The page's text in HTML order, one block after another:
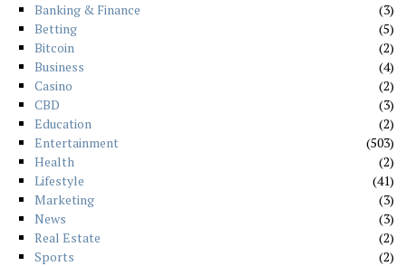
Banking & Finance
3
Betting
5
Bitcoin
2
Business
4
Casino
2
CBD
3
Education
2
Entertainment
503
Health
2
Lifestyle
41
Marketing
3
News
3
Real Estate
2
Sports
2